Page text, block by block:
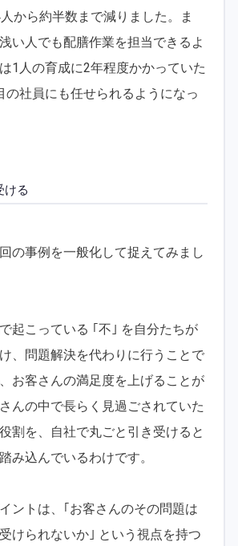
から約半数まで減りました。ま
い人でも配膳作業を担当できるよ
1人の育成に2年程度かかっていた
の社員にも任せられるようになっ
ける
の事例を一般化して捉えてみまし
起こっている ｢不｣ を自分たちが
、問題解決を代わりに行うことで
お客さんの満足度を上げることが
んの中で長らく見過ごされていた
割を、自社で丸ごと引き受けると
み込んでいるわけです。
ントは、｢お客さんのその問題は
けられないか｣ という視点を持つ